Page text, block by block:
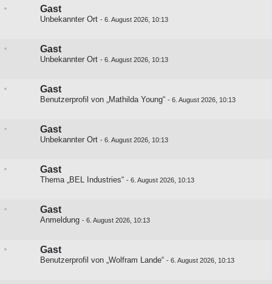
Gast
Unbekannter Ort - 6. August 2026, 10:13
Gast
Unbekannter Ort - 6. August 2026, 10:13
Gast
Benutzerprofil von „Mathilda Young“ - 6. August 2026, 10:13
Gast
Unbekannter Ort - 6. August 2026, 10:13
Gast
Thema „BEL Industries“ - 6. August 2026, 10:13
Gast
Anmeldung - 6. August 2026, 10:13
Gast
Benutzerprofil von „Wolfram Lande“ - 6. August 2026, 10:13